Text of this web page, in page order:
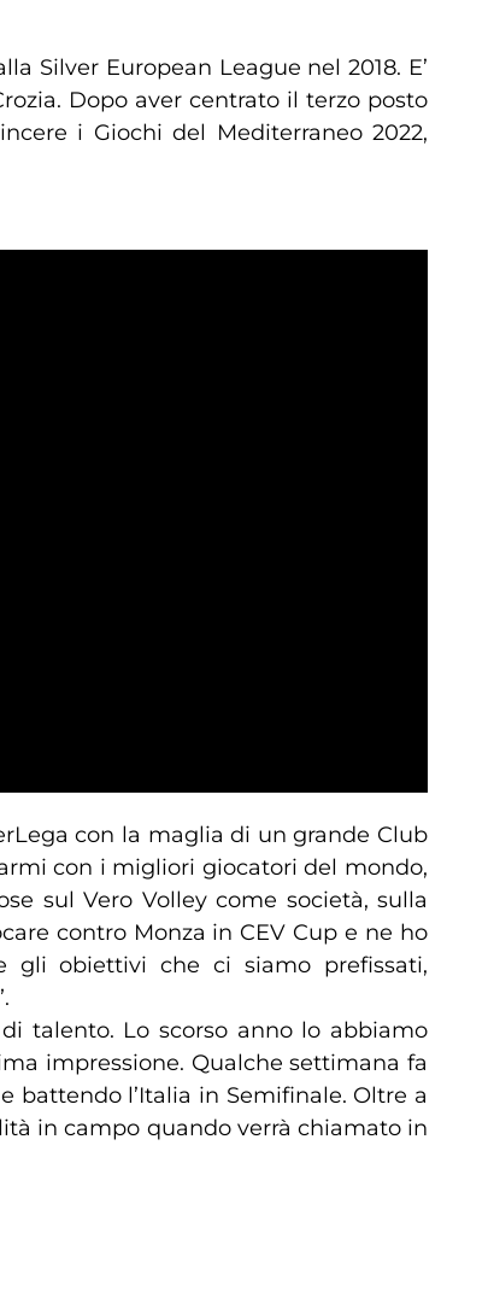
Silver European League nel 2018. E’
Dopo aver centrato il terzo posto
i Giochi del Mediterraneo 2022,
con la maglia di un grande Club
con i migliori giocatori del mondo,
sul Vero Volley come società, sulla
contro Monza in CEV Cup e ne ho
gli obiettivi che ci siamo prefissati,
talento. Lo scorso anno lo abbiamo
impressione. Qualche settimana fa
battendo l’Italia in Semifinale. Oltre a
in campo quando verrà chiamato in